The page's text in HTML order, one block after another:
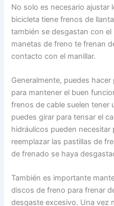
No solo es necesario ajustar
bicicleta tiene frenos de
también se desgastan con el
manetas de freno te frenan
contacto con el manillar.
Generalmente, puedes
para mantener el buen
frenos de cable suelen tener
puedes girar para tensar el
hidráulicos pueden necesitar
reemplazar las pastillas de
de frenado se haya
También es importante
discos de freno para frenar
desgaste excesivo. Una vez